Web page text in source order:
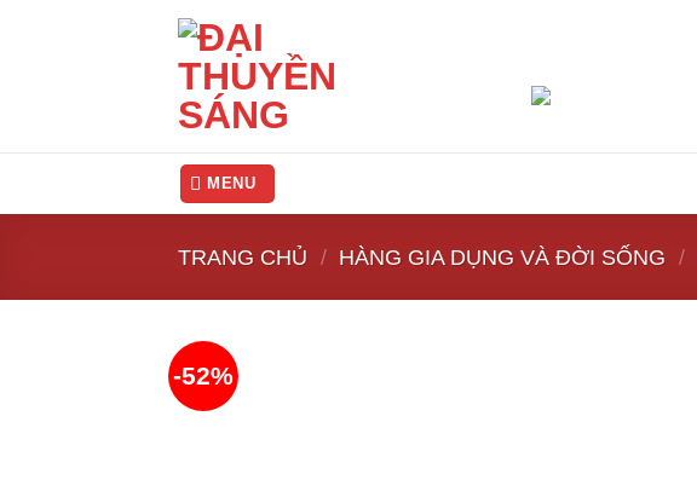
MENU
TRANG CHỦ / HÀNG GIA DỤNG VÀ ĐỜI SỐNG /
-52%